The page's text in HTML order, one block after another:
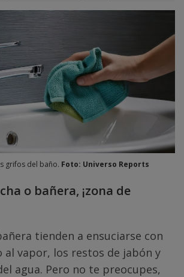
grifos del baño. Foto: Universo Reports
o bañera, ¡zona de
tienden a ensuciarse con
al vapor, los restos de jabón y
agua. Pero no te preocupes,